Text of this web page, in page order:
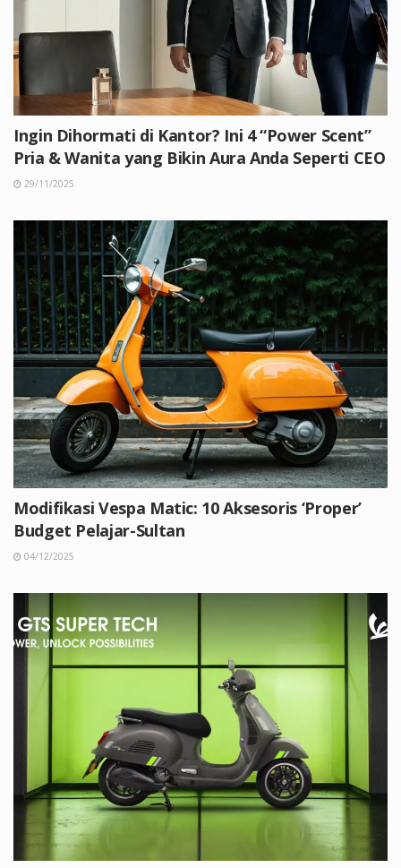
Ingin Dihormati di Kantor? Ini 4 “Power Scent”
Pria & Wanita yang Bikin Aura Anda Seperti CEO
29/11/2025
Modifikasi Vespa Matic: 10 Aksesoris ‘Proper’
Budget Pelajar-Sultan
04/12/2025